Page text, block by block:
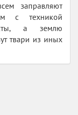
заправляют
с техникой
а землю
твари из иных